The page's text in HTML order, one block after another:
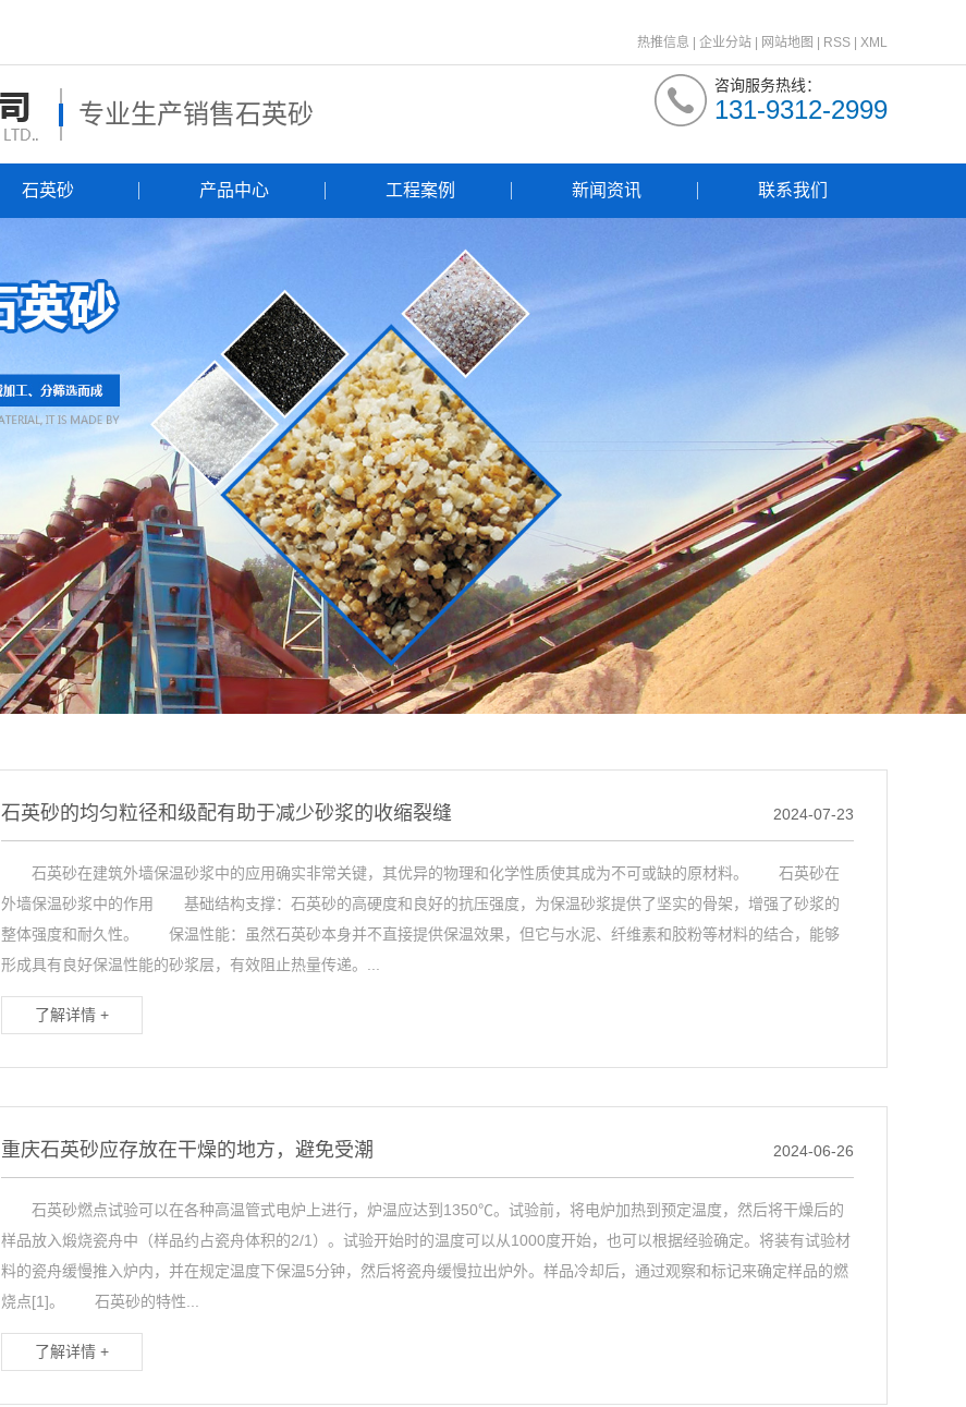
热推信息 企业分站 网站地图 RSS XML
专业生产销售石英砂
咨询服务热线：
131-9312-2999
石英砂 产品中心 工程案例 新闻资讯 联系我们
石英砂的均匀粒径和级配有助于减少砂浆的收缩裂缝 2024-07-23
石英砂在建筑外墙保温砂浆中的应用确实非常关键，其优异的物理和化学性质使其成为不可或缺的原材料。 石英砂在
外墙保温砂浆中的作用 基础结构支撑：石英砂的高硬度和良好的抗压强度，为保温砂浆提供了坚实的骨架，增强了砂浆的
整体强度和耐久性。 保温性能：虽然石英砂本身并不直接提供保温效果，但它与水泥、纤维素和胶粉等材料的结合，能够
形成具有良好保温性能的砂浆层，有效阻止热量传递。...
了解详情 +
重庆石英砂应存放在干燥的地方，避免受潮 2024-06-26
石英砂燃点试验可以在各种高温管式电炉上进行，炉温应达到1350℃。试验前，将电炉加热到预定温度，然后将干燥后的
样品放入煅烧瓷舟中（样品约占瓷舟体积的2/1）。试验开始时的温度可以从1000度开始，也可以根据经验确定。将装有试验材
料的瓷舟缓慢推入炉内，并在规定温度下保温5分钟，然后将瓷舟缓慢拉出炉外。样品冷却后，通过观察和标记来确定样品的燃
烧点[1]。 石英砂的特性...
了解详情 +